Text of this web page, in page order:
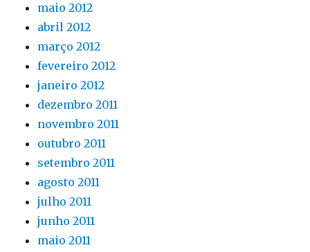
maio 2012
abril 2012
março 2012
fevereiro 2012
janeiro 2012
dezembro 2011
novembro 2011
outubro 2011
setembro 2011
agosto 2011
julho 2011
junho 2011
maio 2011